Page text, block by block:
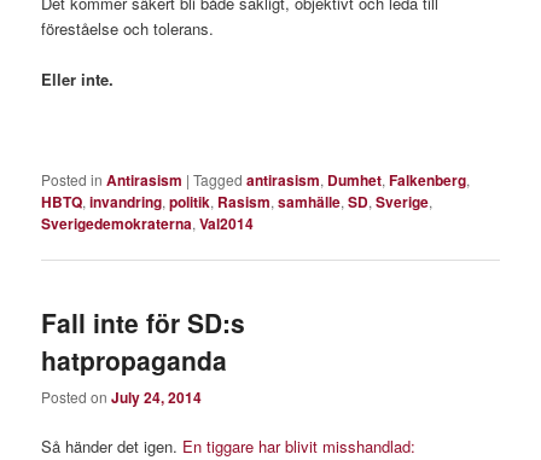
föreståelse och tolerans.
Eller inte.
Posted in Antirasism |Tagged antirasism, Dumhet,Falkenberg,
HBTQ,invandring,politik, Rasism,samhälle,SD,Sverige,
Sverigedemokraterna,Val2014
Fall inte för SD:s
hatpropaganda
Posted onJuly 24, 2014
Så händer det igen. En tiggare har blivit misshandlad: